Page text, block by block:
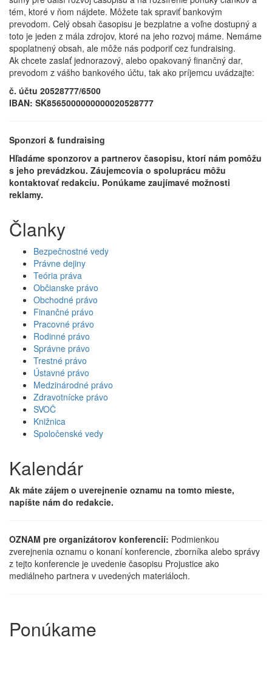
tém, ktoré v ňom nájdete. Môžete tak spraviť bankovým
prevodom. Celý obsah časopisu je bezplatne a voľne dostupný a
toto je jeden z mála zdrojov, ktoré na jeho rozvoj máme. Nemáme
spoplatnený obsah, ale môže nás podporiť cez fundraising.
Ak chcete zaslať jednorazový, alebo opakovaný finančný dar,
prevodom z vášho bankového účtu, tak ako príjemcu uvádzajte:
č. účtu 20528777/6500
IBAN: SK8565000000000020528777
Sponzori & fundraising
Hľadáme sponzorov a partnerov časopisu, ktorí nám pomôžu
s jeho prevádzkou. Záujemcovia o spoluprácu môžu
kontaktovať redakciu. Ponúkame zaujímavé možnosti
reklamy.
Članky
Bezpečnostné vedy
Právne dejiny
Teória práva
Občianske právo
Obchodné právo
Finančné právo
Pracovné právo
Rodinné právo
Správne právo
Trestné právo
Ústavné právo
Medzinárodné právo
Zdravotnícke právo
SVOČ
Knižnica
Spoločenské vedy
Kalendár
Ak máte zájem o uverejnenie oznamu na tomto mieste,
napíšte nám do redakcie.
OZNAM pre organizátorov konferencií: Podmienkou
zverejnenia oznamu o konaní konferencie, zborníka alebo správy
z tejto konferencie je uvedenie časopisu Projustice ako
mediálneho partnera v uvedených materiáloch.
Ponúkame